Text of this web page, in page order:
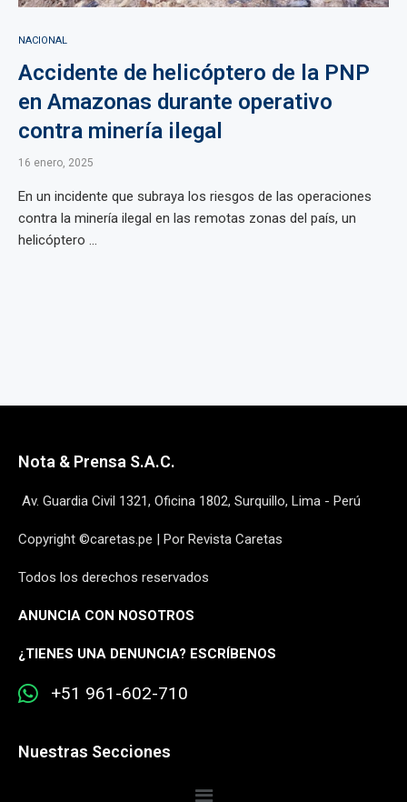
NACIONAL
Accidente de helicóptero de la PNP
en Amazonas durante operativo
contra minería ilegal
16 enero, 2025
En un incidente que subraya los riesgos de las operaciones
contra la minería ilegal en las remotas zonas del país, un
helicóptero ...
Nota & Prensa S.A.C.
Av. Guardia Civil 1321, Oficina 1802, Surquillo, Lima - Perú
Copyright ©caretas.pe | Por Revista Caretas
Todos los derechos reservados
ANUNCIA CON NOSOTROS
¿TIENES UNA DENUNCIA? ESCRÍBENOS
+51 961-602-710
Nuestras Secciones